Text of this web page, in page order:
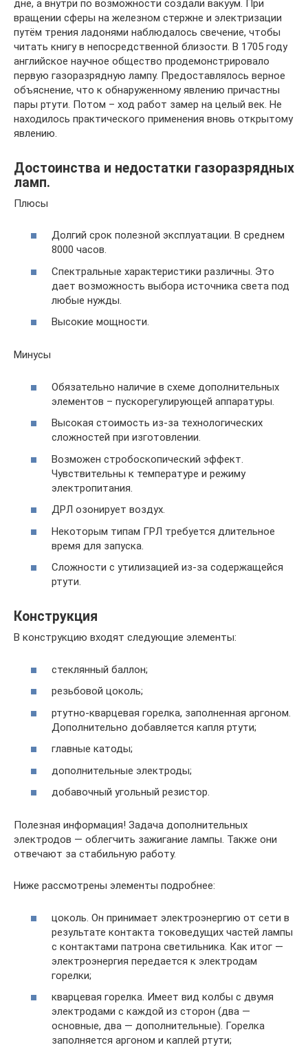
дне, а внутри по возможности создали вакуум. При
вращении сферы на железном стержне и электризации
путём трения ладонями наблюдалось свечение, чтобы
читать книгу в непосредственной близости. В 1705 году
английское научное общество продемонстрировало
первую газоразрядную лампу. Предоставлялось верное
объяснение, что к обнаруженному явлению причастны
пары ртути. Потом – ход работ замер на целый век. Не
находилось практического применения вновь открытому
явлению.
Достоинства и недостатки газоразрядных
ламп.
Плюсы
Долгий срок полезной эксплуатации. В среднем
8000 часов.
Спектральные характеристики различны. Это
дает возможность выбора источника света под
любые нужды.
Высокие мощности.
Минусы
Обязательно наличие в схеме дополнительных
элементов – пускорегулирующей аппаратуры.
Высокая стоимость из-за технологических
сложностей при изготовлении.
Возможен стробоскопический эффект.
Чувствительны к температуре и режиму
электропитания.
ДРЛ озонирует воздух.
Некоторым типам ГРЛ требуется длительное
время для запуска.
Сложности с утилизацией из-за содержащейся
ртути.
Конструкция
В конструкцию входят следующие элементы:
стеклянный баллон;
резьбовой цоколь;
ртутно-кварцевая горелка, заполненная аргоном.
Дополнительно добавляется капля ртути;
главные катоды;
дополнительные электроды;
добавочный угольный резистор.
Полезная информация! Задача дополнительных
электродов — облегчить зажигание лампы. Также они
отвечают за стабильную работу.
Ниже рассмотрены элементы подробнее:
цоколь. Он принимает электроэнергию от сети в
результате контакта токоведущих частей лампы
с контактами патрона светильника. Как итог —
электроэнергия передается к электродам
горелки;
кварцевая горелка. Имеет вид колбы с двумя
электродами с каждой из сторон (два —
основные, два — дополнительные). Горелка
заполняется аргоном и каплей ртути;